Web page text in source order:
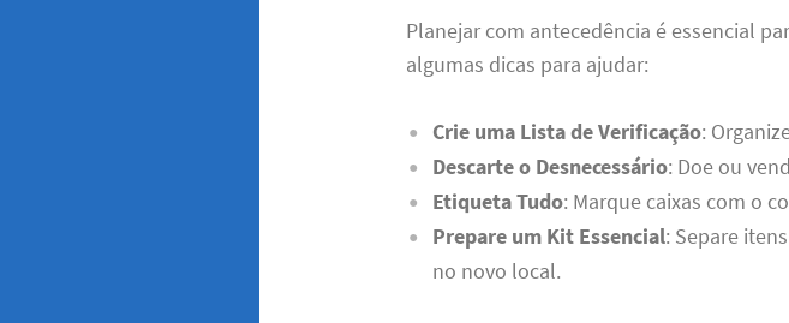
Planejar com antecedência é essencial
algumas dicas para ajudar:
Crie uma Lista de Verificação:
Descarte o Desnecessário: Doe ou
Etiqueta Tudo: Marque caixas com o
Prepare um Kit Essencial: Separe
no novo local.